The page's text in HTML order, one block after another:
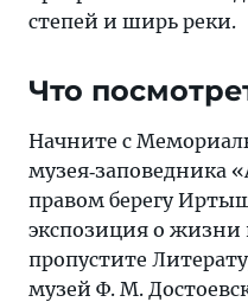
степей и ширь реки.
Что
Начните с
музея‑заповедника
правом берегу
экспозиция о жизни
пропустите
музей Ф. М.